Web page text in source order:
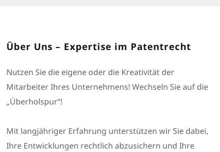
Über Uns – Expertise im Patentrecht
Nutzen Sie die eigene oder die Kreativität der
Mitarbeiter Ihres Unternehmens! Wechseln Sie auf die
„Überholspur“!
Mit langjähriger Erfahrung unterstützen wir Sie dabei,
Ihre Entwicklungen rechtlich abzusichern und Ihre